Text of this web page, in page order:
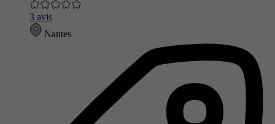
3 avis
Nantes